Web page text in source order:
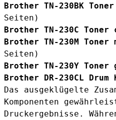
Brother TN-230BK
Seiten)
Brother TN-230C Toner
Brother TN-230M Toner
Seiten)
Brother TN-230Y Toner
Brother DR-230CL Drum
Das ausgeklügelte
Komponenten
Druckergebnisse.